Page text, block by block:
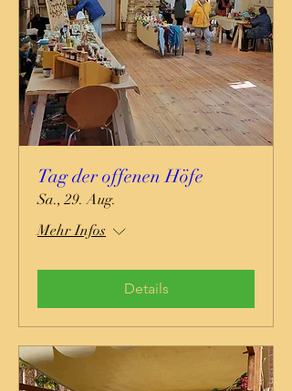
Tag der offenen Höfe
Sa., 29. Aug.
Mehr Infos
Details